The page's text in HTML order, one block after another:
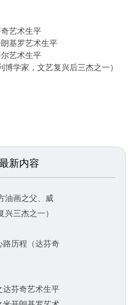
艺术生平
基罗艺术生平
艺术生平
博学家，文艺复兴后三杰之一）
新内容
油画之父、威
兴三杰之一）
路历程（达芬奇
达芬奇艺术生平